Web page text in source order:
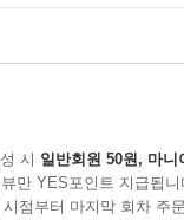
라서 진영은 그동
본주의 노선을 과
건한 비판에 더 가
언했던 것이다. 마
, 영화, 정치 포스터
다.
시 일반회원 50원, 마니
만 YES포인트 지급됩니
점부터 마지막 회차 주